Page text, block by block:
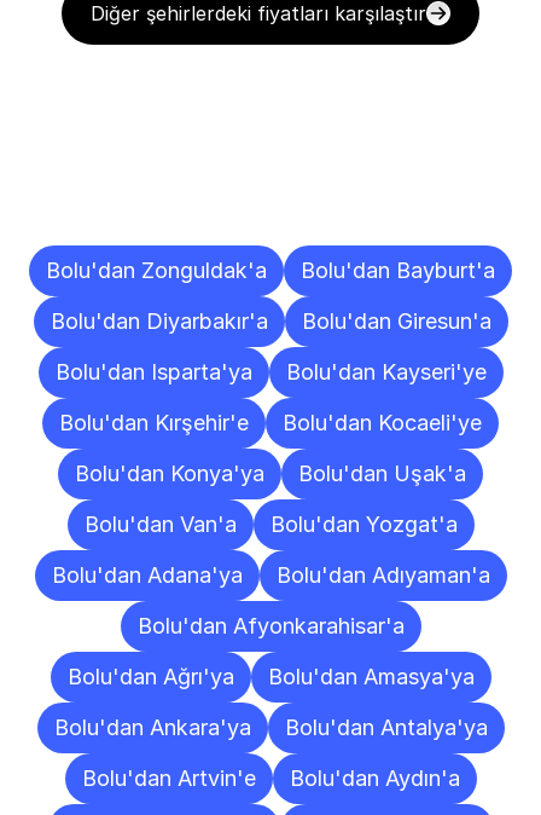
Diğer şehirlerdeki fiyatları karşılaştır
Bolu'dan Zonguldak'a
Bolu'dan Bayburt'a
Bolu'dan Diyarbakır'a
Bolu'dan Giresun'a
Bolu'dan Isparta'ya
Bolu'dan Kayseri'ye
Bolu'dan Kırşehir'e
Bolu'dan Kocaeli'ye
Bolu'dan Konya'ya
Bolu'dan Uşak'a
Bolu'dan Van'a
Bolu'dan Yozgat'a
Bolu'dan Adana'ya
Bolu'dan Adıyaman'a
Bolu'dan Afyonkarahisar'a
Bolu'dan Ağrı'ya
Bolu'dan Amasya'ya
Bolu'dan Ankara'ya
Bolu'dan Antalya'ya
Bolu'dan Artvin'e
Bolu'dan Aydın'a